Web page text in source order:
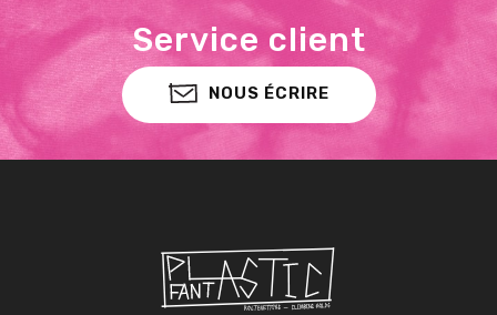
Service client
NOUS ÉCRIRE